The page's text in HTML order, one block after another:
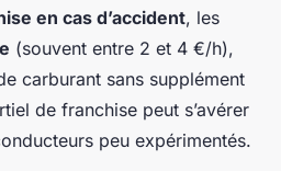
en cas d’accident, les
(souvent entre 2 et 4 €/h),
carburant sans supplément
de franchise peut s’avérer
peu expérimentés.